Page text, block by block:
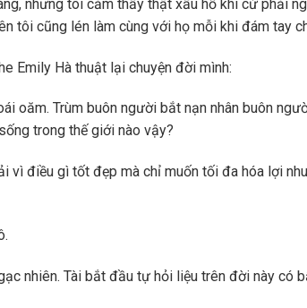
nhưng tôi cảm thấy thật xấu hổ khi cứ phải
tôi cũng lén làm cùng với họ mỗi khi đám tay
Emily Hà thuật lại chuyện đời mình:
oăm. Trùm buôn người bắt nạn nhân buôn
trong thế giới nào vậy?
vì điều gì tốt đẹp mà chỉ muốn tối đa hóa lợi
nhiên. Tài bắt đầu tự hỏi liệu trên đời này có